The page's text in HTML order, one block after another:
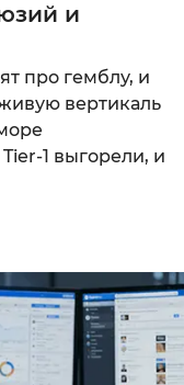
SS офферы в
SS и хз, что
лить с
и
про гемблу, и
вертикаль
1 выгорели, и